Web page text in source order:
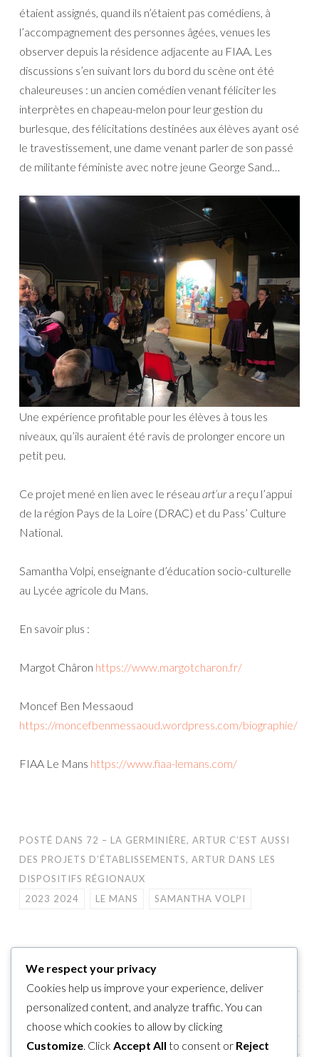
étaient assignés, quand ils n’étaient pas comédiens, à
l’accompagnement des personnes âgées, venues les
observer depuis la résidence adjacente au FIAA. Les
discussions s’en suivant lors du bord du scène ont été
chaleureuses : un ancien comédien venant féliciter les
interprètes en chapeau-melon pour leur gestion du
burlesque, des félicitations destinées aux élèves ayant osé
le travestissement, une dame venant parler de son passé
de militante féministe avec notre jeune George Sand…
Une expérience profitable pour les élèves à tous les
niveaux, qu’ils auraient été ravis de prolonger encore un
petit peu.
Ce projet mené en lien avec le réseau art’ura reçu l’appui
de la région Pays de la Loire (DRAC) et du Pass’ Culture
National.
Samantha Volpi, enseignante d’éducation socio-culturelle
au Lycée agricole du Mans.
En savoir plus :
Margot Châron https://www.margotcharon.fr/
Moncef Ben Messaoud
https://moncefbenmessaoud.wordpress.com/biographie/
FIAA Le Mans https://www.fiaa-lemans.com/
POSTÉ DANS 72 – LA GERMINIÈRE, ARTUR C’EST AUSSI
DES PROJETS D’ÉTABLISSEMENTS, ARTUR DANS LES
DISPOSITIFS RÉGIONAUX
2023 2024
LE MANS SAMANTHA VOLPI
NAVIGATION
DES
MOUVEMENT CANDIDE
RÉSIDENCE ARTISTIQUE
We respect your privacy
Cookies help us improve your experience, deliver
personalized content, and analyze traffic. You can
choose which cookies to allow by clicking
Customize . Click Accept All to consent or Reject